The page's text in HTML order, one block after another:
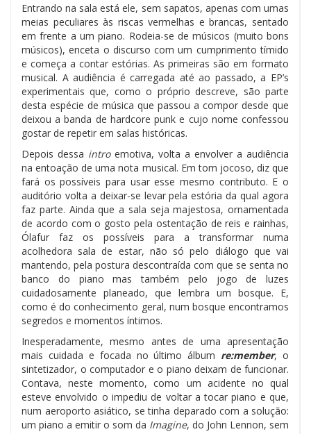
Entrando na sala está ele, sem sapatos, apenas com umas
meias peculiares às riscas vermelhas e brancas, sentado
em frente a um piano. Rodeia-se de músicos (muito bons
músicos), enceta o discurso com um cumprimento tímido
e começa a contar estórias. As primeiras são em formato
musical. A audiência é carregada até ao passado, a EP’s
experimentais que, como o próprio descreve, são parte
desta espécie de música que passou a compor desde que
deixou a banda de hardcore punk e cujo nome confessou
gostar de repetir em salas históricas.
Depois dessa introemotiva, volta a envolver a audiência
na entoação de uma nota musical. Em tom jocoso, diz que
fará os possíveis para usar esse mesmo contributo. E o
auditório volta a deixar-se levar pela estória da qual agora
faz parte. Ainda que a sala seja majestosa, ornamentada
de acordo com o gosto pela ostentação de reis e rainhas,
Ólafur faz os possíveis para a transformar numa
acolhedora sala de estar, não só pelo diálogo que vai
mantendo, pela postura descontraída com que se senta no
banco do piano mas também pelo jogo de luzes
cuidadosamente planeado, que lembra um bosque. E,
como é do conhecimento geral, num bosque encontramos
segredos e momentos íntimos.
Inesperadamente, mesmo antes de uma apresentação
mais cuidada e focada no último álbum re:member, o
sintetizador, o computador e o piano deixam de funcionar.
Contava, neste momento, como um acidente no qual
esteve envolvido o impediu de voltar a tocar piano e que,
num aeroporto asiático, se tinha deparado com a solução:
um piano a emitir o som da Imagine, do John Lennon, sem